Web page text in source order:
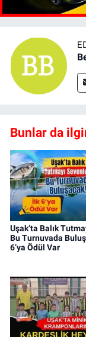
Bunlar da
Uşak’ta Balık
Bu Turnuvada
6’ya Ödül Var